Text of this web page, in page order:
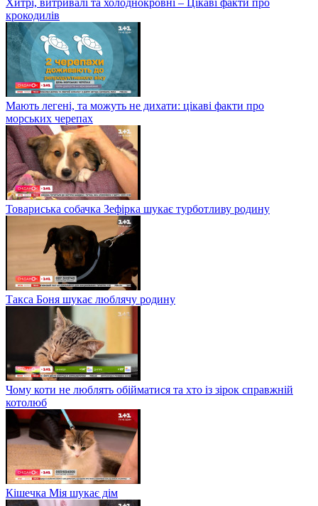
крокодилів
Мають легені, та можуть не дихати: цікаві факти про
морських черепах
Товариська собачка Зефірка шукає турботливу родину
Такса Боня шукає люблячу родину
Чому коти не люблять обійматися та хто із зірок справжній
котолюб
Кішечка Мія шукає дім